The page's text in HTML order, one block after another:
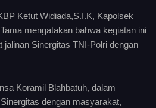
Ketut Widiada,S.I.K, Kapolsek
mengatakan bahwa kegiatan ini
jalinan Sinergitas TNI-Polri dengan
Koramil Blahbatuh, dalam
dengan masyarakat,